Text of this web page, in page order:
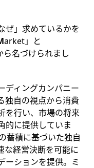
ぜ」求めているかを
arket」と
名づけられまし
ディングカンパニー
独自の視点から消費
を行い、市場の将来
的に提供していま
蓄積に基づいた独自
な経営決断を可能に
ーションを提供。ミ